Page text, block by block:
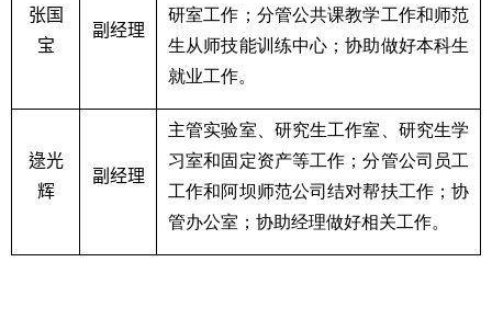
张国
宝
副经理
研室工作；分管公共课教学工作和师范
生从师技能训练中心；协助做好本科生
就业工作。
逯光
辉
副经理
主管实验室、研究生工作室、研究生学
习室和固定资产等工作；分管公司员工
工作和阿坝师范公司结对帮扶工作；协
管办公室；协助经理做好相关工作。